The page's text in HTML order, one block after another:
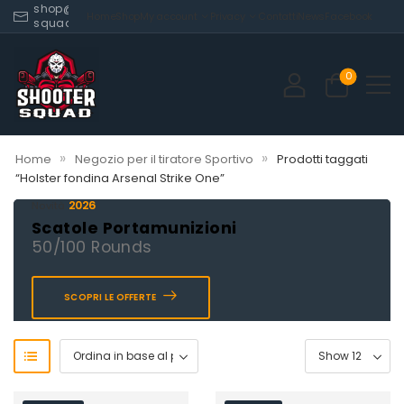
shop@shooter-
squad.com
0
Home » Negozio per il tiratore Sportivo » Prodotti taggati
“Holster fondina Arsenal Strike One”
2026
Scatole Portamunizioni
50/100 Rounds
SCOPRI LE OFFERTE